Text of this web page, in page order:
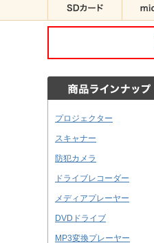
プロジェクター
スキャナー
防犯カメラ
ドライブレコーダー
メディアプレーヤー
DVDドライブ
MP3変換プレーヤー